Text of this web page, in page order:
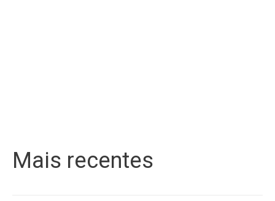
Mais recentes